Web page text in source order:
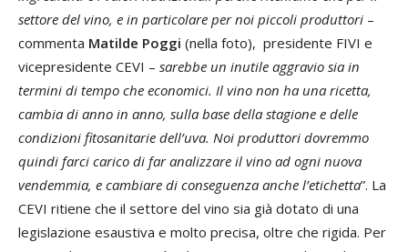
settore del vino, e in particolare per noi piccoli produttori –
commenta Matilde Poggi (nella foto), presidente FIVI e
vicepresidente CEVI – sarebbe un inutile aggravio sia in
termini di tempo che economici. Il vino non ha una ricetta,
cambia di anno in anno, sulla base della stagione e delle
condizioni fitosanitarie dell’uva. Noi produttori dovremmo
quindi farci carico di far analizzare il vino ad ogni nuova
vendemmia, e cambiare di conseguenza anche l’etichetta”. La
CEVI ritiene che il settore del vino sia già dotato di una
legislazione esaustiva e molto precisa, oltre che rigida. Per